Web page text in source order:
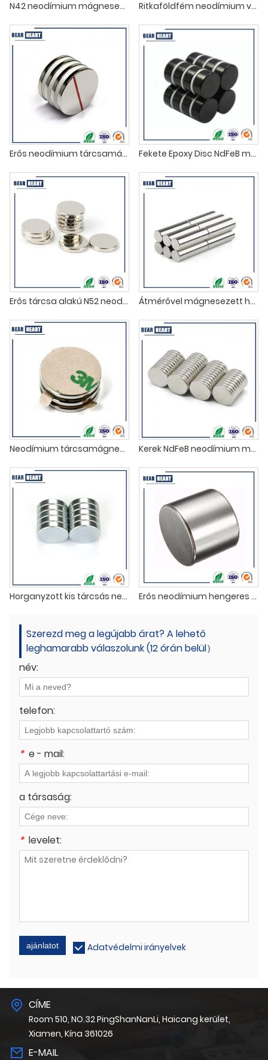
N42 neodímium mágneses erős tárcsamágnesek nagykereskedelme Ritkaföldfém neodímium varrómágnesek
Erős neodímium tárcsamágnesek N35 Fekete Epoxy Disc NdFeB mágnes szállítója
Erős tárcsa alakú N52 neodímium mágnesek Átmérővel mágnesezett hengeres neodímium mágnesek
Neodímium tárcsamágnes 3M ragasztóval Kerek NdFeB neodímium mágnesek
Horganyzott kis tárcsás neodímium mágnes Erős neodímium hengeres mágnesek szállítója
Szerezd meg a legújabb árat? A lehető
leghamarabb válaszolunk (12 órán belül）
név:
telefon:
* e - mail:
a társaság:
* levelet:
ajánlatot Adatvédelmi irányelvek
CÍME
Room 510, NO.32 PingShanNanLi, Haicang kerület,
Xiamen, Kína 361026
E-MAIL